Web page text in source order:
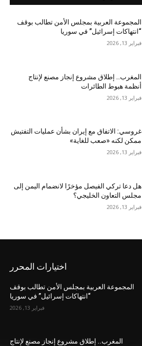
المجموعة العربية بمجلس الأمن تطالب بوقف
“انتهاكات إسرائيل” في سوريا
فبراير 13, 2026
المغرب.. إطلاق مشروع إنجاز مصنع لإنتاج
أنظمة هبوط الطائرات
فبراير 13, 2026
غروسي: الاتفاق مع إيران بشأن عمليات التفتيش
ممكن لكنه «صعب للغاية»
فبراير 13, 2026
هل دعا تركي الفيصل مؤخرًا لانضمام اليمن إلى
مجلس التعاون الخليجي؟
فبراير 13, 2026
اختيارات المحرر
المجموعة العربية بمجلس الأمن تطالب بوقف
“انتهاكات إسرائيل” في سوريا
فبراير 13, 2026
المغرب.. إطلاق مشروع إنجاز مصنع لإنتاج